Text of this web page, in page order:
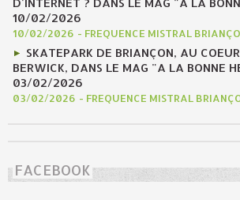
10/02/2026
10/02/2026 - FREQUENCE MISTRAL
SKATEPARK DE BRIANÇON, AU
BERWICK, DANS LE MAG "A LA BONNE
03/02/2026
03/02/2026 - FREQUENCE MISTRAL
FACEBOOK